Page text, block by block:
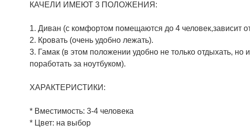
КАЧЕЛИ ИМЕЮТ 3 ПОЛОЖЕНИЯ:
1. Диван (с комфортом помещаются до 4 человек,зависит
2. Кровать (очень удобно лежать).
3. Гамак (в этом положении удобно не только отдыхать, но
поработать за ноутбуком).
ХАРАКТЕРИСТИКИ:
* Вместимость: 3-4 человека
* Цвет: на выбор